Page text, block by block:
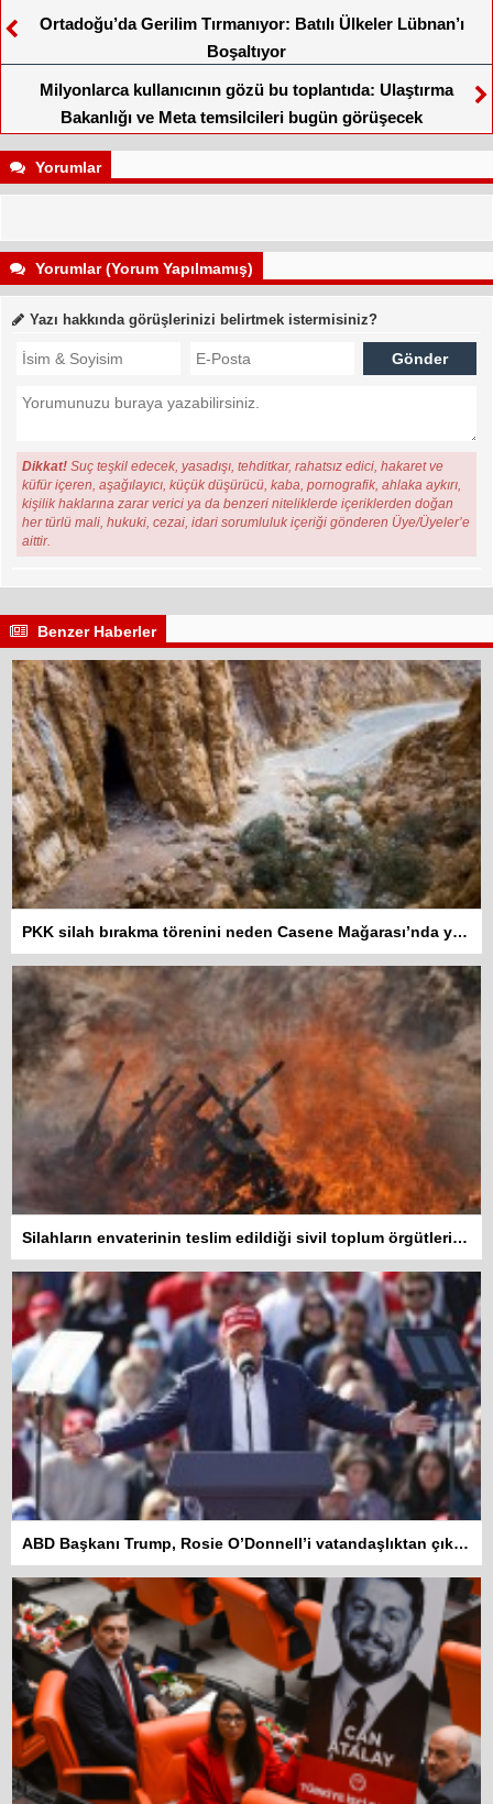
Ortadoğu’da Gerilim Tırmanıyor: Batılı Ülkeler Lübnan’ı
Boşaltıyor
Milyonlarca kullanıcının gözü bu toplantıda: Ulaştırma
Bakanlığı ve Meta temsilcileri bugün görüşecek
Yorumlar
Yorumlar (Yorum Yapılmamış)
Yazı hakkında görüşlerinizi belirtmek istermisiniz?
Dikkat! Suç teşkil edecek, yasadışı, tehditkar, rahatsız edici, hakaret ve
küfür içeren, aşağılayıcı, küçük düşürücü, kaba, pornografik, ahlaka aykırı,
kişilik haklarına zarar verici ya da benzeri niteliklerde içeriklerden doğan
her türlü mali, hukuki, cezai, idari sorumluluk içeriği gönderen Üye/Üyeler’e
aittir.
Benzer Haberler
PKK silah bırakma törenini neden Casene Mağarası’nda yaptı?
Silahların envaterinin teslim edildiği sivil toplum örgütleri rapor hazırlayacak
ABD Başkanı Trump, Rosie O’Donnell’i vatandaşlıktan çıkarmakla tehdit etti